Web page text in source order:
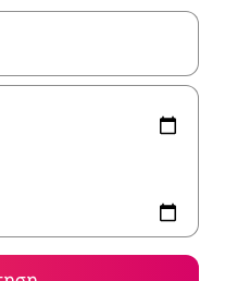
μπορείτε να